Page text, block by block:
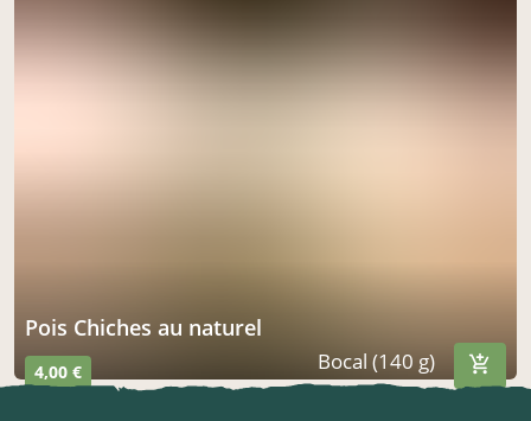
Pois Chiches au naturel
4,00 € Bocal (140 g)